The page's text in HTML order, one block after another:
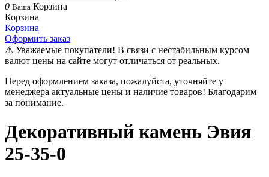
0 Ваша Корзина
Корзина
Корзина
Оформить заказ
⚠ Уважаемые покупатели! В связи с нестабильным курсом
валют цены на сайте могут отличаться от реальных.
Перед оформлением заказа, пожалуйста, уточняйте у
менеджера актуальные цены и наличие товаров! Благодарим
за понимание.
Декоративный камень Эвия
25-35-0